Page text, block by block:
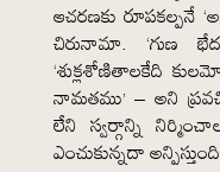
ఆచరణకు రూపకల్పనే
చిరునామా. ‘గుణ
‘శుక్లశోణితాలకేది
నామతము’ – అని
లేని స్వర్గాన్ని
ఎంచుకున్నదా